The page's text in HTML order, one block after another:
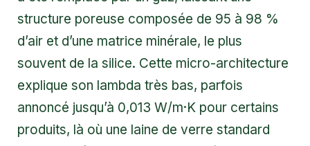
structure poreuse composée de 95 à 98 %
d’air et d’une matrice minérale, le plus
souvent de la silice. Cette micro-architecture
explique son lambda très bas, parfois
annoncé jusqu’à 0,013 W/m·K pour certains
produits, là où une laine de verre standard